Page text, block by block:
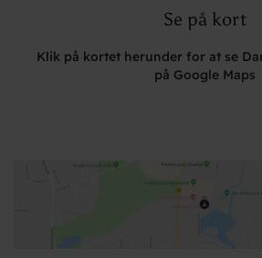
Se på kort
Klik på kortet herunder for at se
på Google Maps